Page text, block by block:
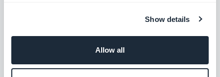
Show details
Allow all